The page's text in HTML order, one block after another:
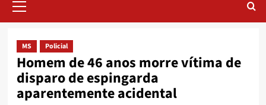
Menu
MS Policial
Homem de 46 anos morre vítima de
disparo de espingarda
aparentemente acidental